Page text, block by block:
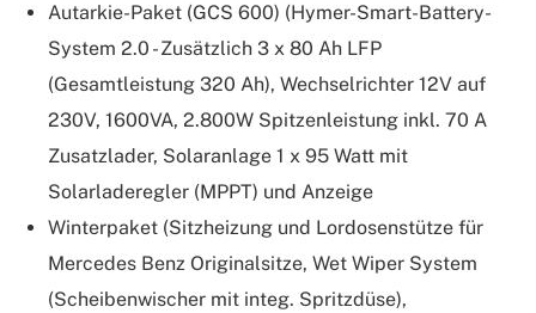
Autarkie-Paket (GCS 600) (Hymer-Smart-Battery-
System 2.0 - Zusätzlich 3 x 80 Ah LFP
(Gesamtleistung 320 Ah), Wechselrichter 12V auf
230V, 1600VA, 2.800W Spitzenleistung inkl. 70 A
Zusatzlader, Solaranlage 1 x 95 Watt mit
Solarladeregler (MPPT) und Anzeige
Winterpaket (Sitzheizung und Lordosenstütze für
Mercedes Benz Originalsitze, Wet Wiper System
(Scheibenwischer mit integ. Spritzdüse),